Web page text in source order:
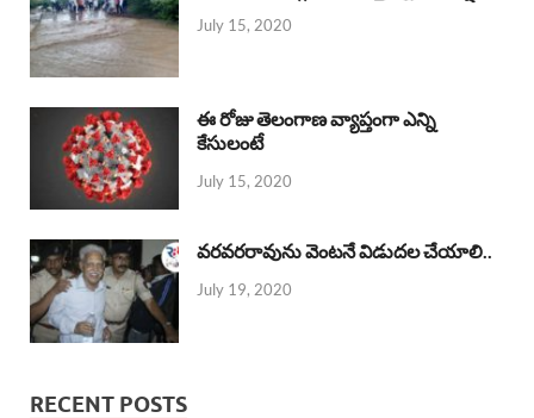
July 15, 2020
ఈ రోజు తెలంగాణ వ్యాప్తంగా ఎన్ని
కేసులంటే
July 15, 2020
వరవరరావును వెంటనే విడుదల చేయాలి..
July 19, 2020
RECENT POSTS